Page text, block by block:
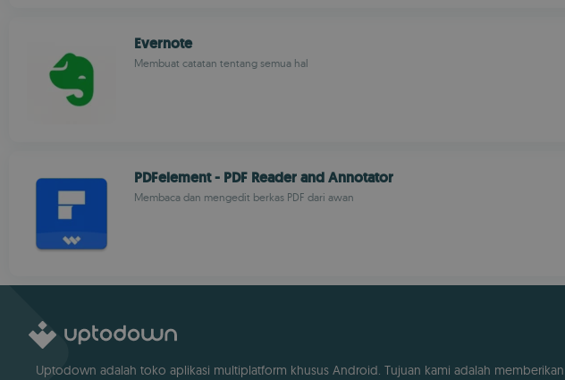
Evernote
Membuat catatan tentang semua hal
PDFelement - PDF Reader and Annotator
Membaca dan mengedit berkas PDF dari awan
Uptodown adalah toko aplikasi multiplatform khusus Android. Tujuan kami adalah